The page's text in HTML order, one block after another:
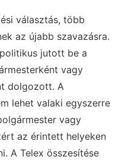
választás, több
az újabb szavazásra.
jutott be a
vagy
dolgozott. A
lehet valaki egyszerre
vagy
az érintett helyeken
A Telex összesítése